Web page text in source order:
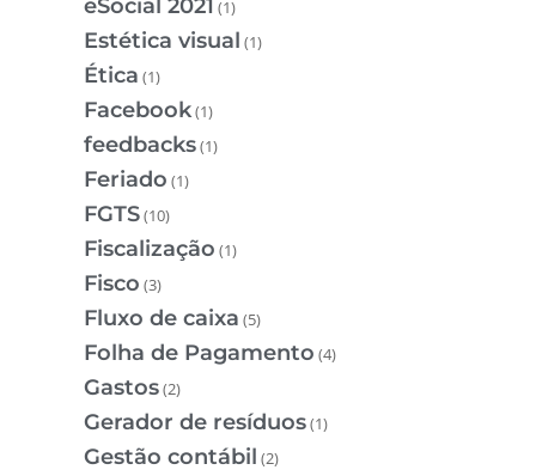
eSocial 2021 (1)
Estética visual (1)
Ética (1)
Facebook(1)
feedbacks(1)
Feriado (1)
FGTS(10)
Fiscalização (1)
Fisco (3)
Fluxo de caixa (5)
Folha de Pagamento (4)
Gastos(2)
Gerador de resíduos(1)
Gestão contábil (2)